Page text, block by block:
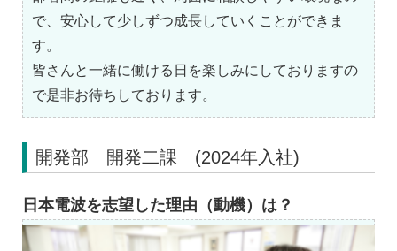
で、安心して少しずつ成長していくことができま
す。
皆さんと一緒に働ける日を楽しみにしておりますの
で是非お待ちしております。
開発部 開発二課 (2024年入社)
日本電波を志望した理由（動機）は？